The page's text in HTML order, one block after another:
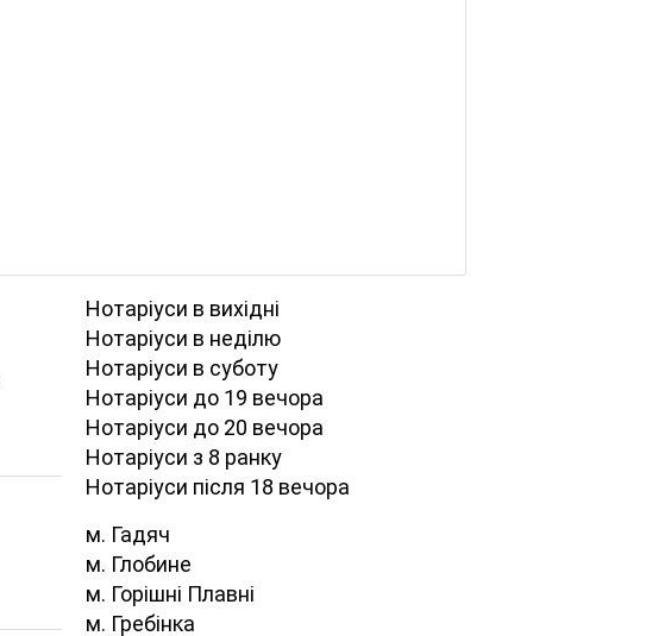
Нотаріуси в вихідні
Нотаріуси в неділю
Нотаріуси в суботу
Нотаріуси до 19 вечора
Нотаріуси до 20 вечора
Нотаріуси з 8 ранку
Нотаріуси після 18 вечора
м. Гадяч
м. Глобине
м. Горішні Плавні
м. Гребінка